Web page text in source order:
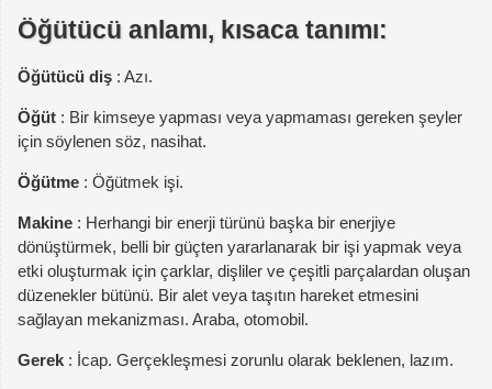
Öğütücü anlamı, kısaca tanımı:
Öğütücü diş : Azı.
Öğüt : Bir kimseye yapması veya yapmaması gereken şeyler
için söylenen söz, nasihat.
Öğütme : Öğütmek işi.
Makine : Herhangi bir enerji türünü başka bir enerjiye
dönüştürmek, belli bir güçten yararlanarak bir işi yapmak veya
etki oluşturmak için çarklar, dişliler ve çeşitli parçalardan oluşan
düzenekler bütünü. Bir alet veya taşıtın hareket etmesini
sağlayan mekanizması. Araba, otomobil.
Gerek : İcap. Gerçekleşmesi zorunlu olarak beklenen, lazım.